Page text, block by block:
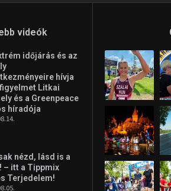
videók
időjárás és az
hívja
Litkai
és a Greenpeace
híradója
nézd, lásd is a
– itt a Tippmix
Terjedelem!